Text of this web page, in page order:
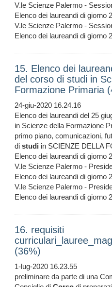
V.le Scienze Palermo -
Elenco dei laureandi di giorno
V.le Scienze Palermo -
Elenco dei laureandi di giorno
15. Elenco dei
del corso di studi in
Formazione Primaria
24-giu-2020 16.24.16
Elenco dei laureandi del 25
in Scienze della Formazione
primo piano, comunicazioni,
di studi in SCIENZE DELLA
Elenco dei laureandi di giorno
V.le Scienze Palermo -
Elenco dei laureandi di giorno
V.le Scienze Palermo -
Elenco dei laureandi di giorno
16. requisiti
(36%)
1-lug-2020 16.23.55
preliminare da parte di una